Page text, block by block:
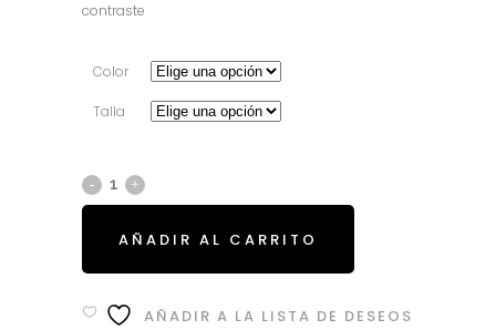
25.95€
29.95€
contraste
Color
Talla
AÑADIR AL CARRITO
AÑADIR A LA LISTA DE DESEOS